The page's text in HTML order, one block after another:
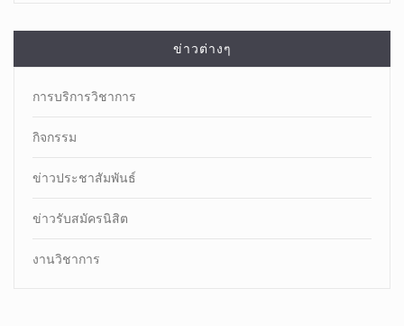
ข่าวต่างๆ
การบริการวิชาการ
กิจกรรม
ข่าวประชาสัมพันธ์
ข่าวรับสมัครนิสิต
งานวิชาการ